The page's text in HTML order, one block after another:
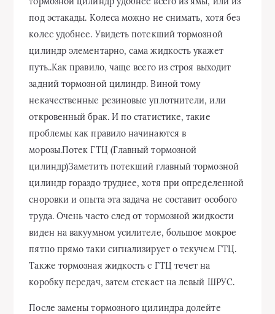
под эстакады. Колеса можно не снимать, хотя без
колес удобнее. Увидеть потекший тормозной
цилиндр элементарно, сама жидкость укажет
путь..Как правило, чаще всего из строя выходит
задний тормозной цилиндр. Виной тому
некачественные резиновые уплотнители, или
откровенный брак. И по статистике, такие
проблемы как правило начинаются в
морозы.Потек ГТЦ (Главный тормозной
цилиндр)Заметить потекший главный тормозной
цилиндр гораздо труднее, хотя при определенной
сноровки и опыта эта задача не составит особого
труда. Очень часто след от тормозной жидкости
виден на вакуумном усилителе, большое мокрое
пятно прямо таки сигнализирует о текучем ГТЦ.
Также тормозная жидкость с ГТЦ течет на
коробку передач, затем стекает на левый ШРУС.
После замены тормозного цилиндра долейте